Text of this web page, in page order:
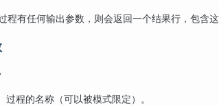
程有任何输出参数，则会返回一个结果行，包含这
过程的名称（可以被模式限定）。